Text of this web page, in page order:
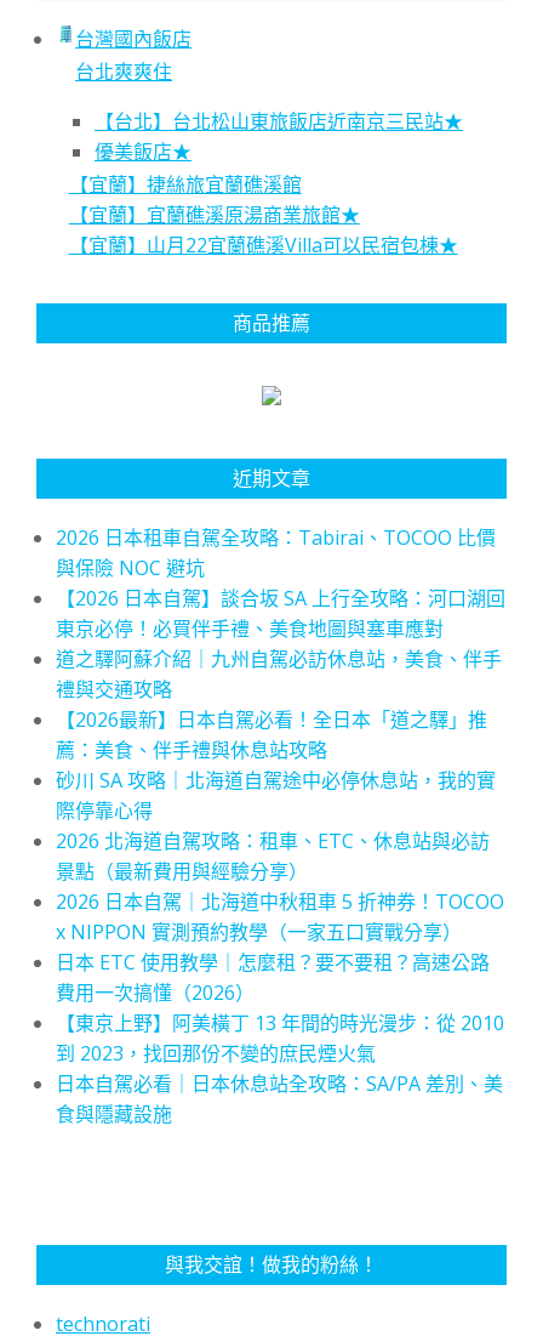
台灣國內飯店
台北爽爽住
【台北】台北松山東旅飯店近南京三民站★
優美飯店★
【宜蘭】捷絲旅宜蘭礁溪館
【宜蘭】宜蘭礁溪原湯商業旅館★
【宜蘭】山月22宜蘭礁溪Villa可以民宿包棟★
商品推薦
近期文章
2026 日本租車自駕全攻略：Tabirai、TOCOO 比價
與保險 NOC 避坑
【2026 日本自駕】談合坂 SA 上行全攻略：河口湖回
東京必停！必買伴手禮、美食地圖與塞車應對
道之驛阿蘇介紹｜九州自駕必訪休息站，美食、伴手
禮與交通攻略
【2026最新】日本自駕必看！全日本「道之驛」推
薦：美食、伴手禮與休息站攻略
砂川 SA 攻略｜北海道自駕途中必停休息站，我的實
際停靠心得
2026 北海道自駕攻略：租車、ETC、休息站與必訪
景點（最新費用與經驗分享）
2026 日本自駕｜北海道中秋租車 5 折神券！TOCOO
x NIPPON 實測預約教學（一家五口實戰分享）
日本 ETC 使用教學｜怎麼租？要不要租？高速公路
費用一次搞懂（2026）
【東京上野】阿美橫丁 13 年間的時光漫步：從 2010
到 2023，找回那份不變的庶民煙火氣
日本自駕必看｜日本休息站全攻略：SA/PA 差別、美
食與隱藏設施
與我交誼！做我的粉絲！
technorati